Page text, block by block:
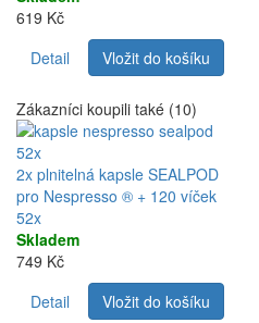
619 Kč
Detail
Vložit do košíku
Zákazníci koupili také (10)
52x
2x plnitelná kapsle SEALPOD
pro Nespresso ® + 120 víček
52x
Skladem
749 Kč
Detail
Vložit do košíku